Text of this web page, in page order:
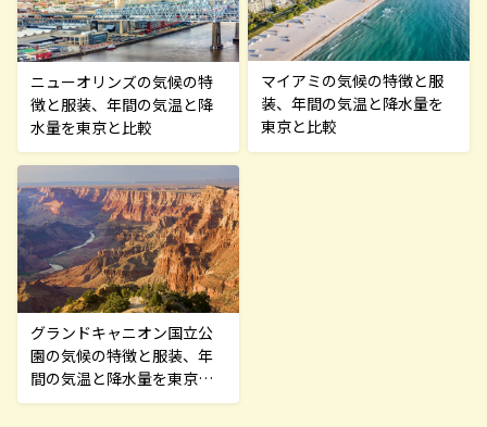
ニューオリンズの気候の特
徴と服装、年間の気温と降
水量を東京と比較
マイアミの気候の特徴と服
装、年間の気温と降水量を
東京と比較
グランドキャニオン国立公
園の気候の特徴と服装、年
間の気温と降水量を東京と
比較